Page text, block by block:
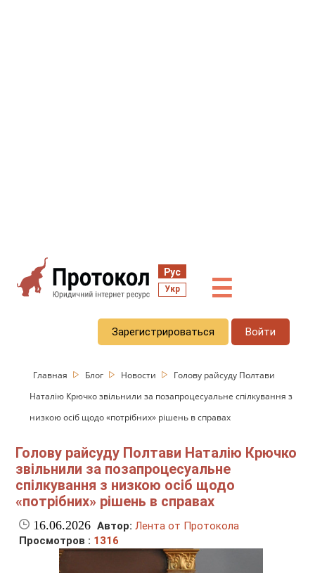
Рус
Укр ☰
Зарегистрироваться Войти
Главная Блог Новости
Голову райсуду Полтави
Наталію Крючко звільнили за позапроцесуальне спілкування з
низкою осіб щодо «потрібних» рішень в справах
Голову райсуду Полтави Наталію Крючко
звільнили за позапроцесуальне
спілкування з низкою осіб щодо
«потрібних» рішень в справах
16.06.2026 Автор: Лента от Протокола
Просмотров : 1316